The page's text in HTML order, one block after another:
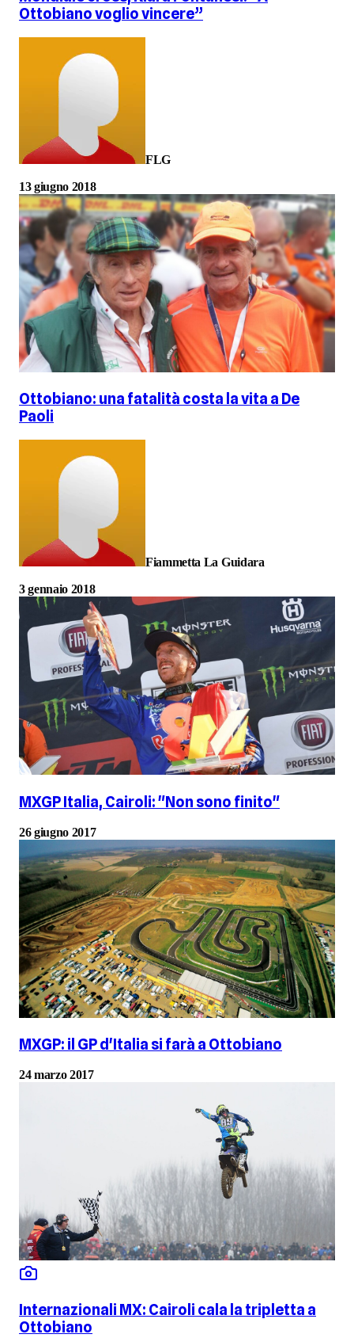
Ottobiano voglio vincere”
FLG
13 giugno 2018
Ottobiano: una fatalità costa la vita a De
Paoli
Fiammetta La Guidara
3 gennaio 2018
MXGP Italia, Cairoli: "Non sono finito"
26 giugno 2017
MXGP: il GP d'Italia si farà a Ottobiano
24 marzo 2017
Internazionali MX: Cairoli cala la tripletta a
Ottobiano